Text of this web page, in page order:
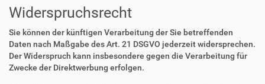
Widerspruchsrecht
Sie können der künftigen Verarbeitung der Sie betreffenden
Daten nach Maßgabe des Art. 21 DSGVO jederzeit widersprechen.
Der Widerspruch kann insbesondere gegen die Verarbeitung für
Zwecke der Direktwerbung erfolgen.